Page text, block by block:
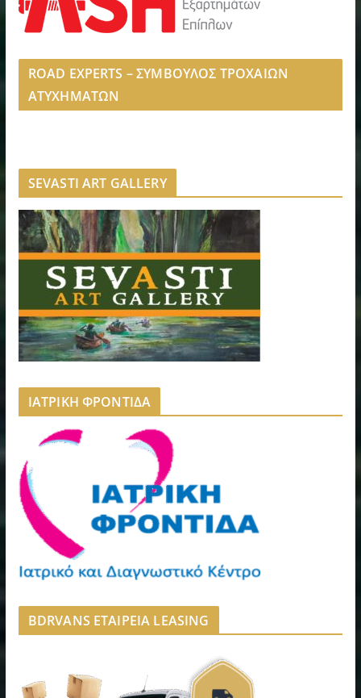
ROAD EXPERTS – ΣΥΜΒΟΥΛΟΣ ΤΡΟΧΑΙΩΝ
ΑΤΥΧΗΜΑΤΩΝ
SEVASTI ART GALLERY
ΙΑΤΡΙΚΗ ΦΡΟΝΤΙΔΑ
BDRVANS ΕΤΑΙΡΕΙΑ LEASING